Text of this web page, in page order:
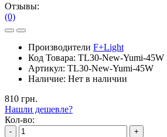
Отзывы:
(0)
Производители F+Light
Код Товара: TL30-New-Yumi-45W
Артикул: TL30-New-Yumi-45W
Наличие: Нет в наличии
810 грн.
Нашли дешевле?
Кол-во:
-
+